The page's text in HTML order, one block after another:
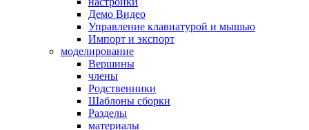
Демо Видео
Управление клавиатурой и мышью
Импорт и экспорт
моделирование
Вершины
члены
Родственники
Шаблоны сборки
Разделы
материалы